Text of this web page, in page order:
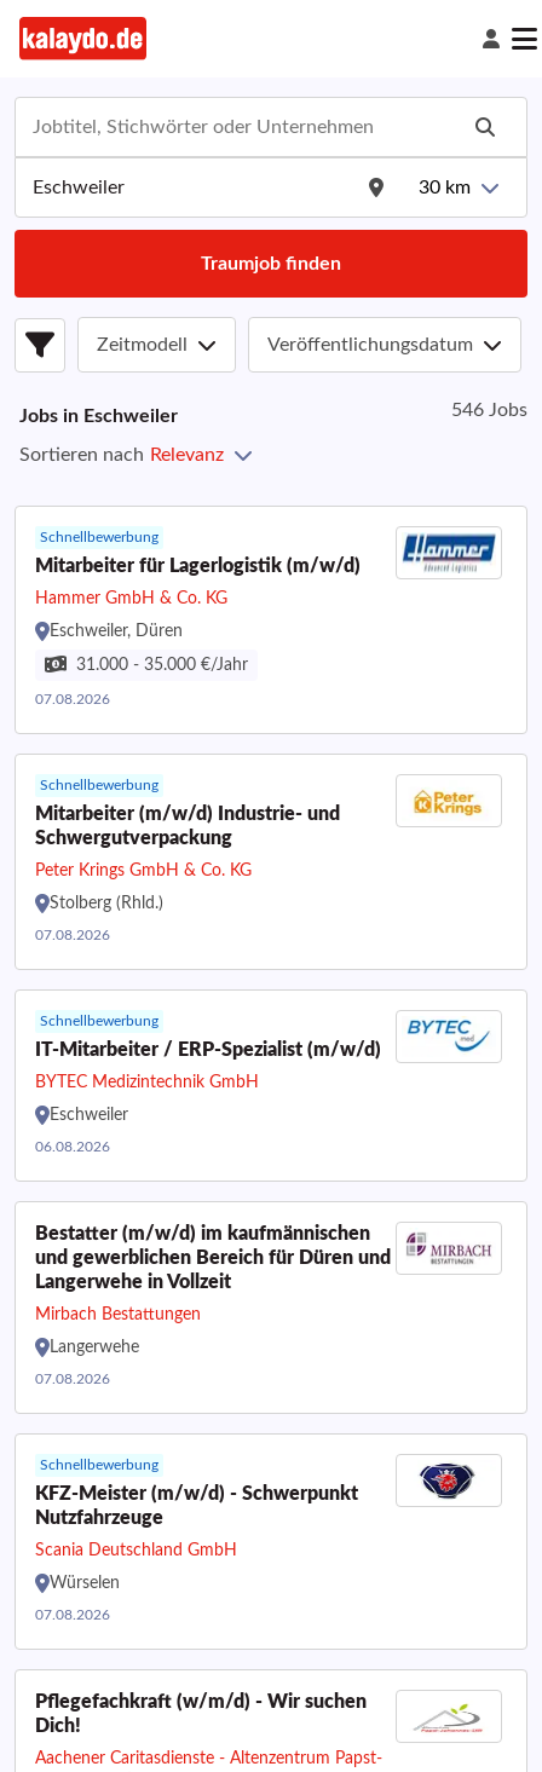
30 km
Traumjob finden
Zeitmodell Veröffentlichungsdatum
Jobs in Eschweiler 546 Jobs
Sortieren nach Relevanz
Schnellbewerbung
Mitarbeiter für Lagerlogistik (m/w/d)
Hammer GmbH & Co. KG
Eschweiler, Düren
31.000 - 35.000 €/Jahr
07.08.2026
Schnellbewerbung
Mitarbeiter (m/w/d) Industrie- und
Schwergutverpackung
Peter Krings GmbH & Co. KG
Stolberg (Rhld.)
07.08.2026
Schnellbewerbung
IT-Mitarbeiter / ERP-Spezialist (m/w/d)
BYTEC Medizintechnik GmbH
Eschweiler
06.08.2026
Bestatter (m/w/d) im kaufmännischen
und gewerblichen Bereich für Düren und
Langerwehe in Vollzeit
Mirbach Bestattungen
Langerwehe
07.08.2026
Schnellbewerbung
KFZ-Meister (m/w/d) - Schwerpunkt
Nutzfahrzeuge
Scania Deutschland GmbH
Würselen
07.08.2026
Pflegefachkraft (w/m/d) - Wir suchen
Dich!
Aachener Caritasdienste - Altenzentrum Papst-